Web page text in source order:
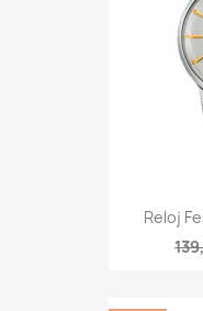
Reloj